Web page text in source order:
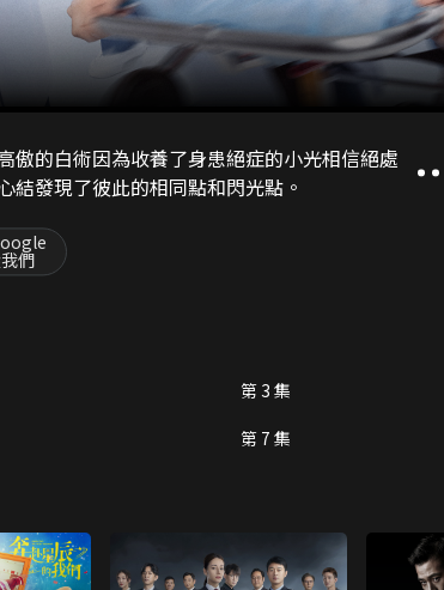
傲的白術因為收養了身患絕症的小光相信絕處
結發現了彼此的相同點和閃光點。
們
第 3 集
第 7 集